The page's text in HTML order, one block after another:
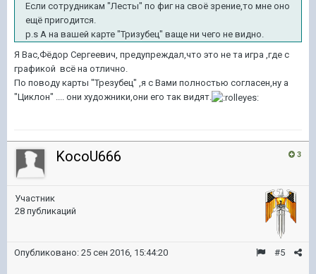
Если сотрудникам "Лесты" по фиг на своё зрение,то мне оно
ещё пригодится.
p.s А на вашей карте "Тризубец" ваще ни чего не видно.
Я Вас,Фёдор Сергеевич, предупреждал,что это не та игра ,где с
графикой всё на отлично.
По поводу карты "Трезубец" ,я с Вами полностью согласен,ну а
"Циклон" .... они художники,они его так видят.
3
KocoU666
Участник
28 публикаций
#5
Опубликовано: 25 сен 2016, 15:44:20